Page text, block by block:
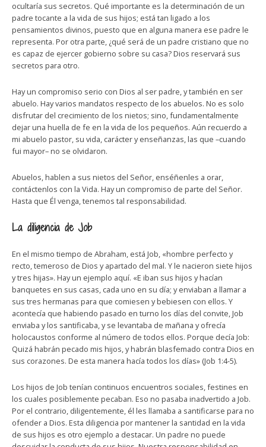
ocultaría sus secretos. Qué importante es la determinación de un
padre tocante a la vida de sus hijos; está tan ligado a los
pensamientos divinos, puesto que en alguna manera ese padre le
representa. Por otra parte, ¿qué será de un padre cristiano que no
es capaz de ejercer gobierno sobre su casa? Dios reservará sus
secretos para otro.
Hay un compromiso serio con Dios al ser padre, y también en ser
abuelo. Hay varios mandatos respecto de los abuelos. No es solo
disfrutar del crecimiento de los nietos; sino, fundamentalmente
dejar una huella de fe en la vida de los pequeños. Aún recuerdo a
mi abuelo pastor, su vida, carácter y enseñanzas, las que –cuando
fui mayor– no se olvidaron.
Abuelos, hablen a sus nietos del Señor, enséñenles a orar,
contáctenlos con la Vida. Hay un compromiso de parte del Señor.
Hasta que Él venga, tenemos tal responsabilidad.
La diligencia de Job
En el mismo tiempo de Abraham, está Job, «hombre perfecto y
recto, temeroso de Dios y apartado del mal. Y le nacieron siete hijos
y tres hijas». Hay un ejemplo aquí. «E iban sus hijos y hacían
banquetes en sus casas, cada uno en su día; y enviaban a llamar a
sus tres hermanas para que comiesen y bebiesen con ellos. Y
acontecía que habiendo pasado en turno los días del convite, Job
enviaba y los santificaba, y se levantaba de mañana y ofrecía
holocaustos conforme al número de todos ellos. Porque decía Job:
Quizá habrán pecado mis hijos, y habrán blasfemado contra Dios en
sus corazones. De esta manera hacía todos los días» (Job 1:4-5).
Los hijos de Job tenían continuos encuentros sociales, festines en
los cuales posiblemente pecaban. Eso no pasaba inadvertido a Job.
Por el contrario, diligentemente, él les llamaba a santificarse para no
ofender a Dios. Esta diligencia por mantener la santidad en la vida
de sus hijos es otro ejemplo a destacar. Un padre no puede